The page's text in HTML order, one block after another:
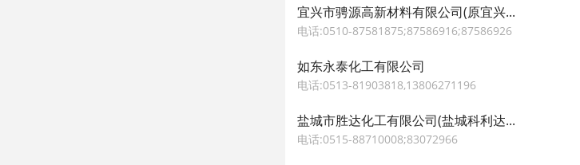
宜兴市骋源高新材料有限公司(原宜兴...
电话:0510-87581875;87586916;87586926
如东永泰化工有限公司
电话:0513-81903818,13806271196
盐城市胜达化工有限公司(盐城科利达...
电话:0515-88710008;83072966